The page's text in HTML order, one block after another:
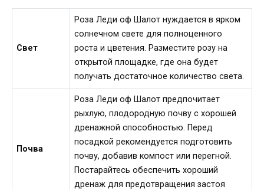
Свет
Роза Леди оф Шалот нуждается в ярком
солнечном свете для полноценного
роста и цветения. Разместите розу на
открытой площадке, где она будет
получать достаточное количество света.
Почва
Роза Леди оф Шалот предпочитает
рыхлую, плодородную почву с хорошей
дренажной способностью. Перед
посадкой рекомендуется подготовить
почву, добавив компост или перегной.
Постарайтесь обеспечить хороший
дренаж для предотвращения застоя